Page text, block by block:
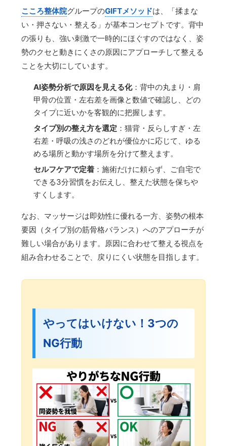
こころ整体院グループのGIFTメソッドは、「揉まな
い・押さない・整える」が基本コンセプトです。背中
の張りも、強い刺激で一時的にほぐすのではなく、姿
勢のクセと動きにくさの原因にアプローチして整える
ことを大切にしています。
AI姿勢分析で原因を見える化：背中の丸まり・肩
甲骨の位置・左右差を画像と数値で確認し、どの
タイプに近いかを客観的に把握します。
タイプ別の整え方を選定 ：猫背・反らしすぎ・左
右差・呼吸の浅さのどれが優位かに応じて、ゆる
める場所と動かす場所を分けて整えます。
セルフケアで定着 ：施術だけに頼らず、ご自宅で
できる3分習慣をお伝えし、整えた状態を保ちや
すくします。
なお、マッサージは即効性に優れる一方、姿勢の根本
要因（タイプ別の筋骨格バランス）へのアプローチが
難しい場合があります。原因に合わせて整える視点を
組み合わせることで、戻りにくい状態を目指します。
やってはいけない！3つの
NG行動